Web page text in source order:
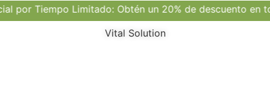
Tiempo Limitado: Obtén un 20% de descuento en
Vital Solution